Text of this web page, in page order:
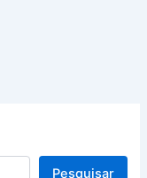
Pesquisar